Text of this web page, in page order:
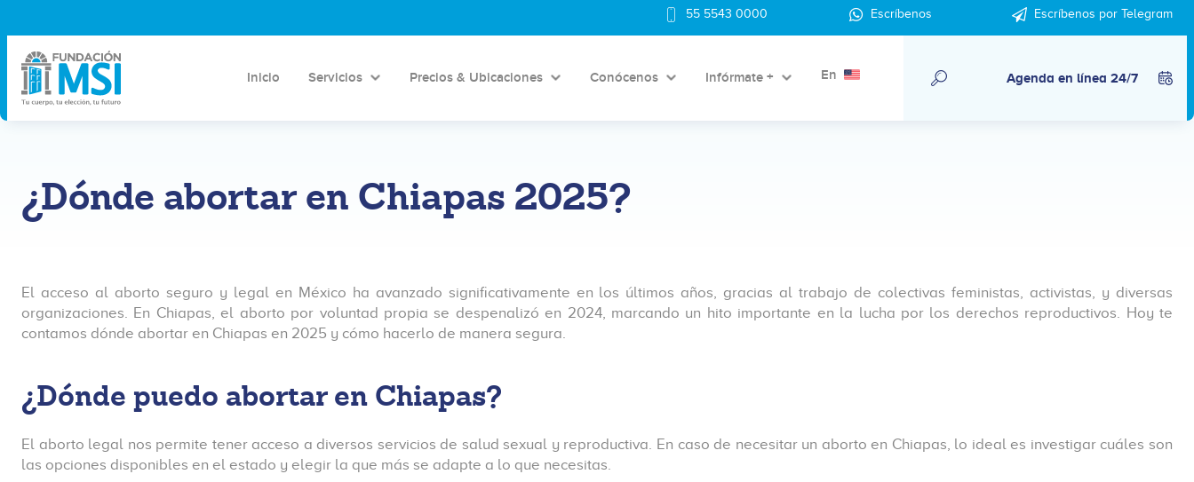
55 5543 0000 Escríbenos Escríbenos por Telegram
Inicio Servicios Precios & Ubicaciones Conócenos Infórmate + En Agenda en línea 24/7
¿Dónde abortar en Chiapas 2025?
El acceso al aborto seguro y legal en México ha avanzado significativamente en los últimos años, gracias al trabajo de colectivas feministas, activistas, y diversas
organizaciones. En Chiapas, el aborto por voluntad propia se despenalizó en 2024, marcando un hito importante en la lucha por los derechos reproductivos. Hoy te
contamos dónde abortar en Chiapas en 2025 y cómo hacerlo de manera segura.
¿Dónde puedo abortar en Chiapas?
El aborto legal nos permite tener acceso a diversos servicios de salud sexual y reproductiva. En caso de necesitar un aborto en Chiapas, lo ideal es investigar cuáles son
las opciones disponibles en el estado y elegir la que más se adapte a lo que necesitas.